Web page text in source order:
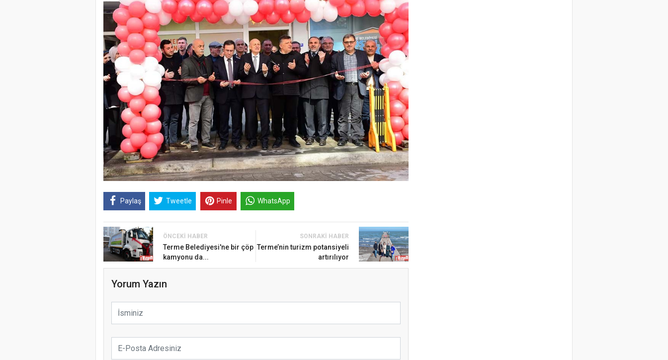
Paylaş Tweetle Pinle WhatsApp
ÖNCEKI HABER
Terme Belediyesi'ne bir çöp
kamyonu da...
SONRAKI HABER
Terme’nin turizm potansiyeli
artırılıyor
Yorum Yazın